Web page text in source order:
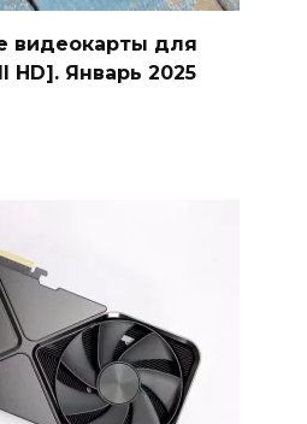
видеокарты для
HD]. Январь 2025